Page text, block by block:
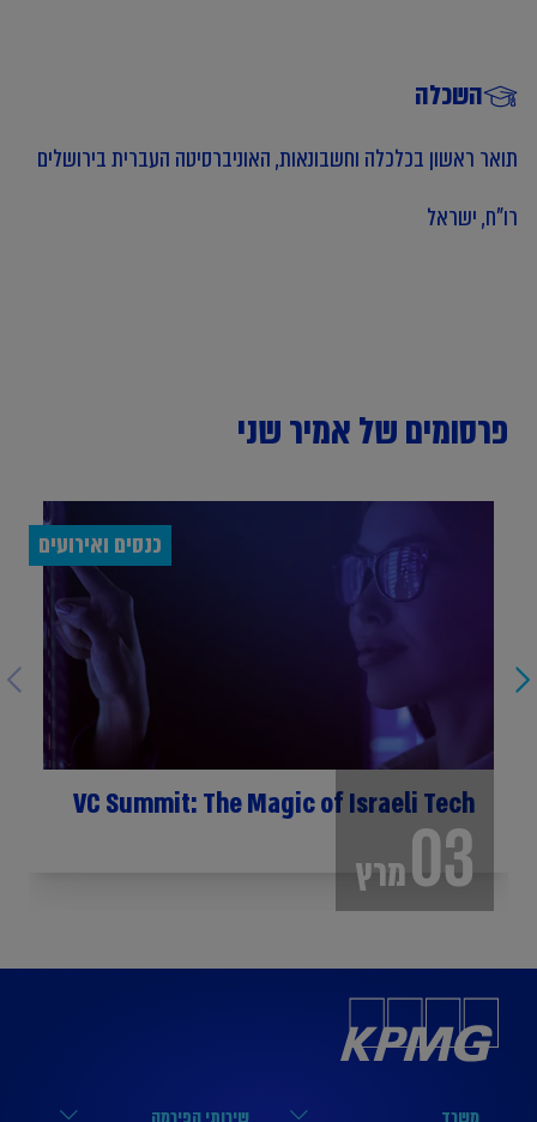
השכלה
תואר ראשון בכלכלה וחשבונאות, האוניברסיטה העברית בירושלים
רו"ח, ישראל
פרסומים של אמיר שני
03מרץ
כנסים ואירועים
VC Summit: The Magic of Israeli Tech